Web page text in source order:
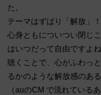
た。
テーマはずばり「解放」！
心身ともについつい閉じ
はいつだって自由ですよね
聴くことで、心がふわっ
るかのような解放感のあ
（auのCM で流れている